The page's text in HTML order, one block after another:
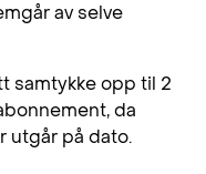
av selve
samtykke opp til 2
da
utgår på dato.